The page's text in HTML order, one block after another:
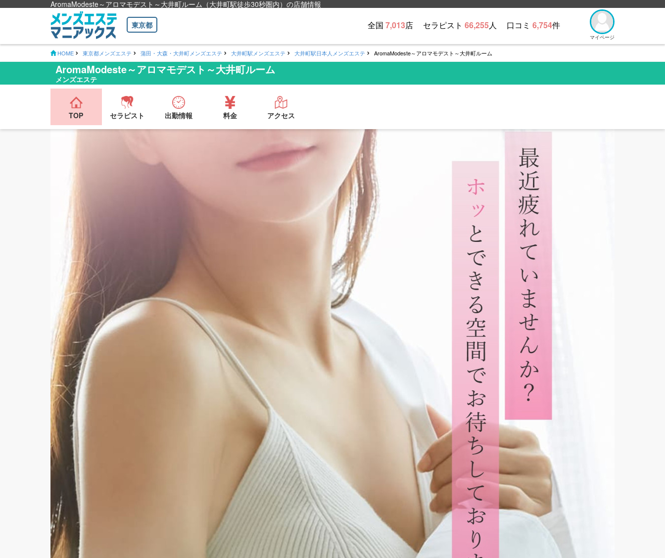
AromaModeste～アロマモデスト～大井町ルーム（大井町駅徒歩30秒圏内）の店舗情報
東京都 全国 7,013店 セラピスト 66,255人 口コミ 6,754件
マイページ
HOME 東京都メンズエステ 蒲田・大森・大井町メンズエステ 大井町駅メンズエステ 大井町駅日本人メンズエステ AromaModeste～アロマモデスト～大井町ルーム
AromaModeste～アロマモデスト～大井町ルーム
メンズエステ
TOP セラピスト 出勤情報 料金 アクセス